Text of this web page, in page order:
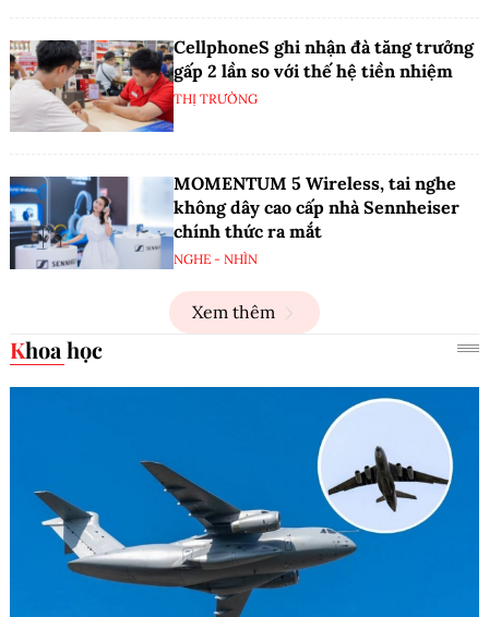
CellphoneS ghi nhận đà tăng trưởng
gấp 2 lần so với thế hệ tiền nhiệm
THỊ TRƯỜNG
MOMENTUM 5 Wireless, tai nghe
không dây cao cấp nhà Sennheiser
chính thức ra mắt
NGHE - NHÌN
Xem thêm
Khoa học